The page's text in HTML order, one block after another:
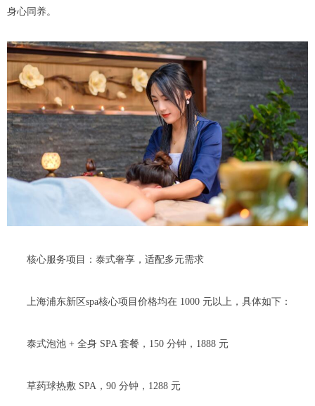
身心同养。
核心服务项目：泰式奢享，适配多元需求
上海浦东新区spa核心项目价格均在 1000 元以上，具体如下：
泰式泡池 + 全身 SPA 套餐，150 分钟，1888 元
草药球热敷 SPA，90 分钟，1288 元